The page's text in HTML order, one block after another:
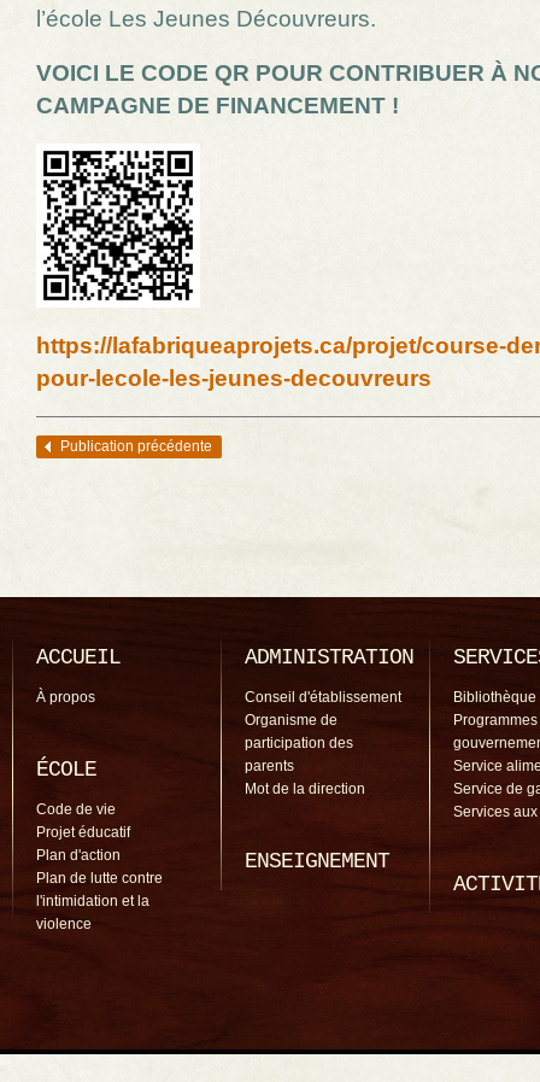
l’école Les Jeunes Découvreurs.
VOICI LE CODE QR POUR CONTRIBUER À
CAMPAGNE DE FINANCEMENT !
https://lafabriqueaprojets.ca/projet/course-
pour-lecole-les-jeunes-decouvreurs
Navigation des articles
Publication précédente
ACCUEIL
À propos
ÉCOLE
Code de vie
Projet éducatif
Plan d'action
Plan de lutte contre
l'intimidation et la
violence
ADMINISTRATION
Conseil d'établissement
Organisme de
participation des
parents
Mot de la direction
ENSEIGNEMENT
Bibliothèque
Programmes
Service
Service de
Services